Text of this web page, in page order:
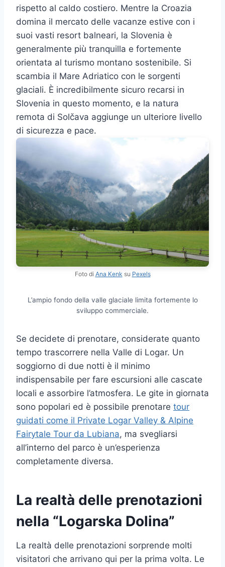
rispetto al caldo costiero. Mentre la Croazia
domina il mercato delle vacanze estive con i
suoi vasti resort balneari, la Slovenia è
generalmente più tranquilla e fortemente
orientata al turismo montano sostenibile. Si
scambia il Mare Adriatico con le sorgenti
glaciali. È incredibilmente sicuro recarsi in
Slovenia in questo momento, e la natura
remota di Solčava aggiunge un ulteriore livello
di sicurezza e pace.
Foto di Ana Kenk su Pexels
L’ampio fondo della valle glaciale limita fortemente lo
sviluppo commerciale.
Se decidete di prenotare, considerate quanto
tempo trascorrere nella Valle di Logar. Un
soggiorno di due notti è il minimo
indispensabile per fare escursioni alle cascate
locali e assorbire l’atmosfera. Le gite in giornata
sono popolari ed è possibile prenotare tour
guidati come il Private Logar Valley & Alpine
Fairytale Tour da Lubiana, ma svegliarsi
all’interno del parco è un’esperienza
completamente diversa.
La realtà delle prenotazioni
nella “Logarska Dolina”
La realtà delle prenotazioni sorprende molti
visitatori che arrivano qui per la prima volta. Le